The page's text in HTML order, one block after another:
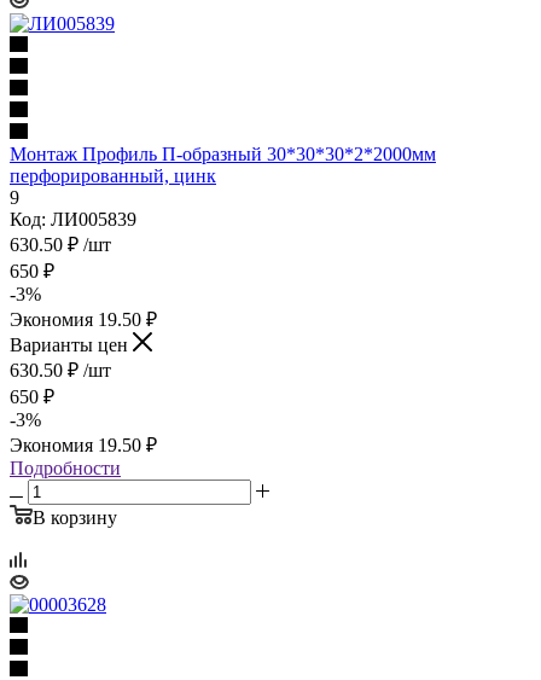
Монтаж Профиль П-образный 30*30*30*2*2000мм
перфорированный, цинк
9
Код: ЛИ005839
630.50 ₽ /шт
650 ₽
-3%
Экономия 19.50 ₽
Варианты цен
630.50 ₽ /шт
650 ₽
-3%
Экономия 19.50 ₽
Подробности
В корзину